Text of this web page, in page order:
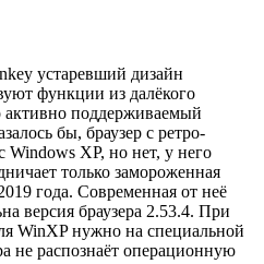
устаревший дизайн
функции из далёкого
активно поддерживаемый
бы, браузер с ретро-
Windows XP, но нет, у него
только замороженная
года. Современная от неё
версия браузера 2.53.4. При
WinXP нужно на специальной
не распознаёт операционную